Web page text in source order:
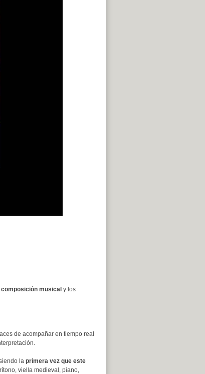
musical y los
de acompañar en tiempo real
la primera vez que este
viella medieval, piano,